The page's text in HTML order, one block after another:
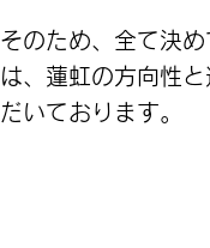
そのため、全て決
は、蓮虹の方向性
だいております。